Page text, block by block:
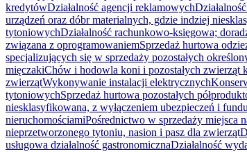
kredytówDziałalność agencji reklamowych
urządzeń oraz dóbr materialnych, gdzie indziej
tytoniowychDziałalność rachunkowo-księgowa;
związana z oprogramowaniemSprzedaż hurtowa
specjalizujących się w sprzedaży pozostałych
mięczakiChów i hodowla koni i pozostałych zwierząt
zwierzątWykonywanie instalacji elektrycznych
tytoniowychSprzedaż hurtowa pozostałych
niesklasyfikowana, z wyłączeniem ubezpieczeń i
nieruchomościamiPośrednictwo w sprzedaży miejsca
nieprzetworzonego tytoniu, nasion i pasz dla zwierząt
usługowa działalność gastronomicznaDziałalność